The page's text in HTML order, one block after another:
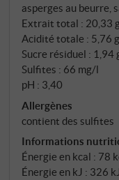
asperges au beurre,
Extrait total : 20,33
Acidité totale : 5,76
Sucre résiduel : 1,94
Sulfites : 66 mg/l
pH : 3,40
Allergènes
contient des sulfites
Informations
Énergie en kcal : 78
Énergie en kJ : 326